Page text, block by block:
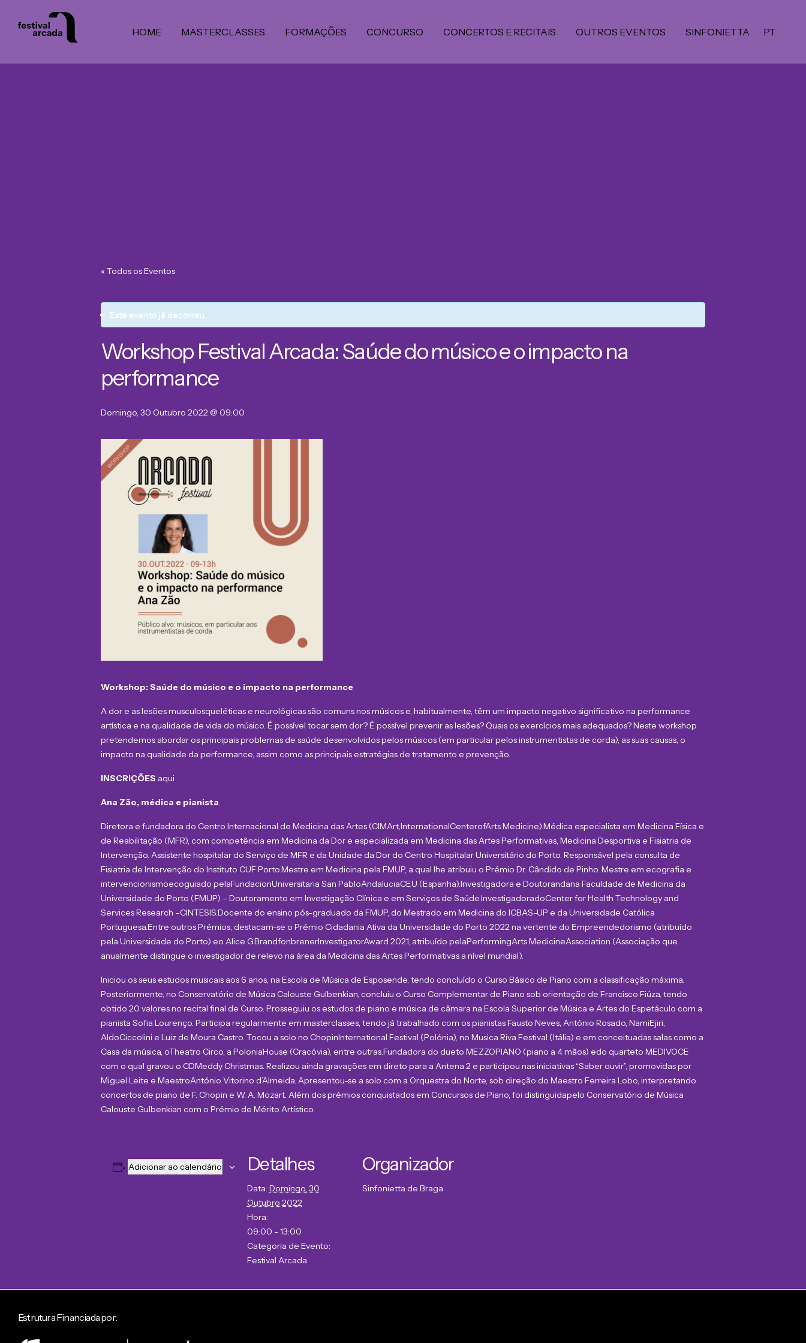
HOME MASTERCLASSES FORMAÇÕES CONCURSO CONCERTOS E RECITAIS OUTROS EVENTOS SINFONIETTA PT
« Todos os Eventos
Este evento já decorreu.
Workshop Festival Arcada: Saúde do músico e o impacto na
performance
Domingo, 30 Outubro 2022 @ 09:00
Workshop: Saúde do músico e o impacto na performance
A dor e as lesões musculosqueléticas e neurológicas são comuns nos músicos e, habitualmente, têm um impacto negativo significativo na performance
artística e na qualidade de vida do músico. É possível tocar sem dor? É possível prevenir as lesões? Quais os exercícios mais adequados? Neste workshop
pretendemos abordar os principais problemas de saúde desenvolvidos pelos músicos (em particular pelos instrumentistas de corda), as suas causas, o
impacto na qualidade da performance, assim como as principais estratégias de tratamento e prevenção.
INSCRIÇÕES aqui
Ana Zão, médica e pianista
Diretora e fundadora do Centro Internacional de Medicina das Artes (CIMArt,InternationalCenterofArtsMedicine).Médica especialista em Medicina Física e
de Reabilitação (MFR), com competência em Medicina da Dor e especializada em Medicina das Artes Performativas, Medicina Desportiva e Fisiatria de
Intervenção. Assistente hospitalar do Serviço de MFR e da Unidade da Dor do Centro Hospitalar Universitário do Porto. Responsável pela consulta de
Fisiatria de Intervenção do Instituto CUF Porto.Mestre em Medicina pela FMUP, a qual lhe atribuiu o Prémio Dr. Cândido de Pinho. Mestre em ecografia e
intervencionismoecoguiado pelaFundacionUniversitaria San PabloAndaluciaCEU (Espanha).Investigadora e Doutorandana Faculdade de Medicina da
Universidade do Porto (FMUP) – Doutoramento em Investigação Clínica e em Serviços de Saúde.InvestigadoradoCenter for Health Technology and
Services Research –CINTESIS.Docente do ensino pós-graduado da FMUP, do Mestrado em Medicina do ICBAS-UP e da Universidade Católica
Portuguesa.Entre outros Prémios, destacam-se o Prémio Cidadania Ativa da Universidade do Porto 2022 na vertente do Empreendedorismo (atribuído
pela Universidade do Porto) eo Alice G.BrandfonbrenerInvestigatorAward 2021, atribuído pelaPerformingArtsMedicineAssociation (Associação que
anualmente distingue o investigador de relevo na área da Medicina das Artes Performativas a nível mundial).
Iniciou os seus estudos musicais aos 6 anos, na Escola de Música de Esposende, tendo concluído o Curso Básico de Piano com a classificação máxima.
Posteriormente, no Conservatório de Música Calouste Gulbenkian, concluiu o Curso Complementar de Piano sob orientação de Francisco Fiúza, tendo
obtido 20 valores no recital final de Curso. Prosseguiu os estudos de piano e música de câmara na Escola Superior de Música e Artes do Espetáculo com a
pianista Sofia Lourenço. Participa regularmente em masterclasses, tendo já trabalhado com os pianistas Fausto Neves, António Rosado, NamiEjiri,
AldoCiccolini e Luiz de Moura Castro. Tocou a solo no ChopinInternational Festival (Polónia), no Musica Riva Festival (Itália) e em conceituadas salas como a
Casa da música, oTheatro Circo, a PoloniaHouse (Cracóvia), entre outras.Fundadora do dueto MEZZOPIANO (piano a 4 mãos) edo quarteto MEDIVOCE
com o qual gravou o CDMeddyChristmas. Realizou ainda gravações em direto para a Antena 2 e participou nas iniciativas “Saber ouvir”, promovidas por
Miguel Leite e MaestroAntónio Vitorino d’Almeida. Apresentou-se a solo com a Orquestra do Norte, sob direção do Maestro Ferreira Lobo, interpretando
concertos de piano de F. Chopin e W. A. Mozart. Além dos prémios conquistados em Concursos de Piano, foi distinguidapelo Conservatório de Música
Calouste Gulbenkian com o Prémio de Mérito Artístico.
Adicionar ao calendário Detalhes
Data: Domingo, 30
Outubro 2022
Hora:
09:00 - 13:00
Categoria de Evento:
Festival Arcada
Organizador
Sinfonietta de Braga
Estrutura Financiada por: